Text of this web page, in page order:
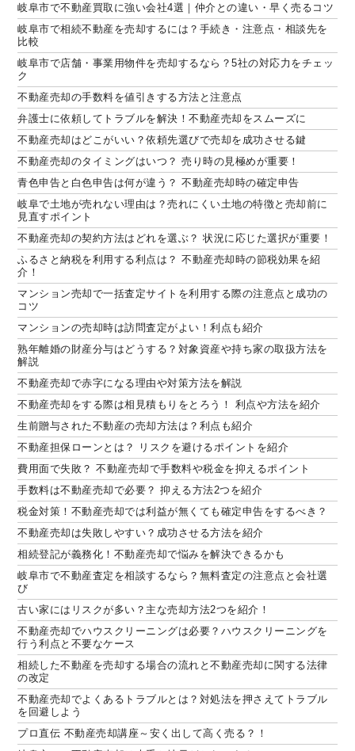
岐阜市で不動産買取に強い会社4選｜仲介との違い・早く売るコツ
岐阜市で相続不動産を売却するには？手続き・注意点・相談先を
比較
岐阜市で店舗・事業用物件を売却するなら？5社の対応力をチェッ
ク
不動産売却の手数料を値引きする方法と注意点
弁護士に依頼してトラブルを解決！不動産売却をスムーズに
不動産売却はどこがいい？依頼先選びで売却を成功させる鍵
不動産売却のタイミングはいつ？ 売り時の見極めが重要！
青色申告と白色申告は何が違う？ 不動産売却時の確定申告
岐阜で土地が売れない理由は？売れにくい土地の特徴と売却前に
見直すポイント
不動産売却の契約方法はどれを選ぶ？ 状況に応じた選択が重要！
ふるさと納税を利用する利点は？ 不動産売却時の節税効果を紹
介！
マンション売却で一括査定サイトを利用する際の注意点と成功の
コツ
マンションの売却時は訪問査定がよい！利点も紹介
熟年離婚の財産分与はどうする？対象資産や持ち家の取扱方法を
解説
不動産売却で赤字になる理由や対策方法を解説
不動産売却をする際は相見積もりをとろう！ 利点や方法を紹介
生前贈与された不動産の売却方法は？利点も紹介
不動産担保ローンとは？ リスクを避けるポイントを紹介
費用面で失敗？ 不動産売却で手数料や税金を抑えるポイント
手数料は不動産売却で必要？ 抑える方法2つを紹介
税金対策！不動産売却では利益が無くても確定申告をするべき？
不動産売却は失敗しやすい？成功させる方法を紹介
相続登記が義務化！不動産売却で悩みを解決できるかも
岐阜市で不動産査定を相談するなら？無料査定の注意点と会社選
び
古い家にはリスクが多い？主な売却方法2つを紹介！
不動産売却でハウスクリーニングは必要？ハウスクリーニングを
行う利点と不要なケース
相続した不動産を売却する場合の流れと不動産売却に関する法律
の改定
不動産売却でよくあるトラブルとは？対処法を押さえてトラブル
を回避しよう
プロ直伝 不動産売却講座～安く出して高く売る？！